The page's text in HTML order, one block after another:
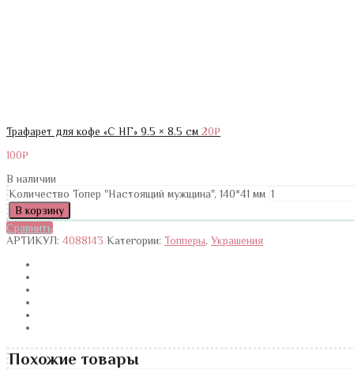
Трафарет для кофе «С НГ» 9.5 × 8.5 см 20₽
100₽
В наличии
Количество Топер "Настоящий мужщина", 140*41 мм
В корзину
Сравнить
АРТИКУЛ: 4088143 Категории: Топперы, Украшения
Похожие товары